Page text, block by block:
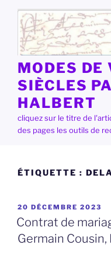
contenu
principal
MODES DE
SIÈCLES
HALBERT
cliquez sur le titre de
des pages les outils de
ÉTIQUETTE :
PUBLIÉ
LE
20 DÉCEMBRE 2023
Contrat de
Germain Cousin,